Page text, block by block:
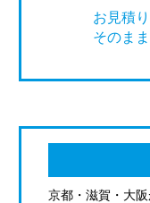
お見積
そのま
京都・滋賀・大阪